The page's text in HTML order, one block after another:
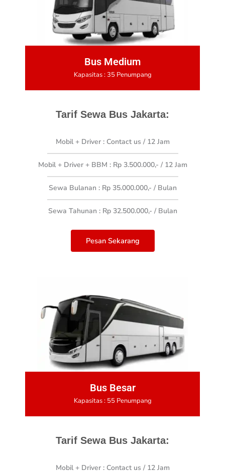
Bus Medium
Kapasitas : 35 Penumpang
Tarif Sewa Bus Jakarta:
Mobil + Driver : Contact us / 12 Jam
Mobil + Driver + BBM : Rp 3.500.000,- / 12 Jam
Sewa Bulanan : Rp 35.000.000,- / Bulan
Sewa Tahunan : Rp 32.500.000,- / Bulan
Pesan Sekarang
Bus Besar
Kapasitas : 55 Penumpang
Tarif Sewa Bus Jakarta:
Mobil + Driver : Contact us / 12 Jam